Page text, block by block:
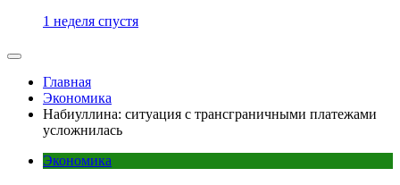
1 неделя спустя
Главная
Экономика
Набиуллина: ситуация с трансграничными платежами
усложнилась
Экономика